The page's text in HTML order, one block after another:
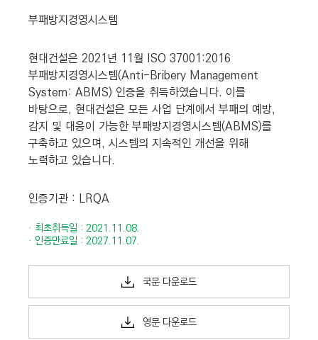
부패방지경영시스템
현대건설은 2021년 11월 ISO 37001:2016
부패방지경영시스템(Anti-Bribery Management
System: ABMS) 인증을 취득하였습니다. 이를
바탕으로, 현대건설은 모든 사업 단계에서 부패의 예방,
감지 및 대응이 가능한 부패방지경영시스템(ABMS)를
구축하고 있으며, 시스템의 지속적인 개선을 위해
노력하고 있습니다.
인증기관 : LRQA
· 최초취득일 : 2021.11.08.
· 인증만료일 : 2027.11.07.
국문 다운로드
영문 다운로드